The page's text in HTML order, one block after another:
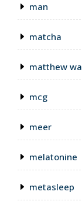
man
matcha
matthew
mcg
meer
melatonine
metasleep